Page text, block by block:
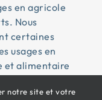
en agricole
Nous
certaines
usages en
et alimentaire
notre site et votre